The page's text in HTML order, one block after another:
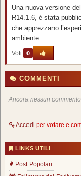
Una nuova versione
R14.1.6, è stata
che apprezzano
ambiente...
Voti: 0
COMMENTI
Ancora nessun
Accedi per votare e
LINKS UTILI
Post Popolari